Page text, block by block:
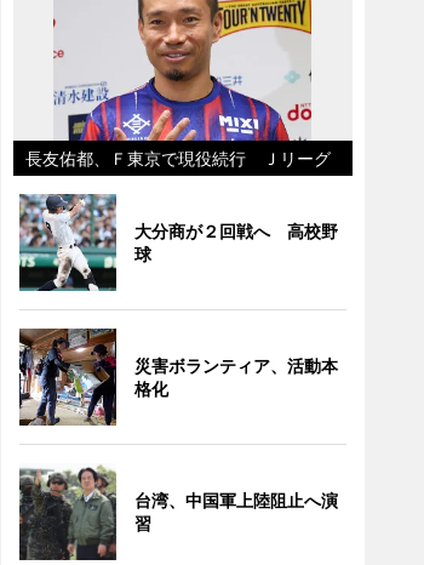
長友佑都、Ｆ東京で現役続行 Ｊリーグ
大分商が２回戦へ 高校野
球
災害ボランティア、活動本
格化
台湾、中国軍上陸阻止へ演
習